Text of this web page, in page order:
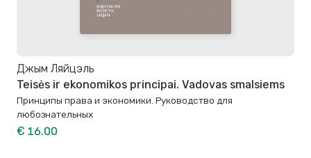
Джым Ляйцэль
Teisės ir ekonomikos principai. Vadovas smalsiems
Принципы права и экономики. Руководство для
любознательных
€ 16.00